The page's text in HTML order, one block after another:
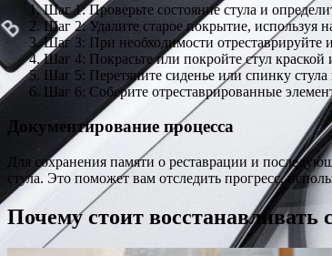
Шаг 1: Проверьте состояние стула и
Шаг 2: Удалите старое покрытие, используя
Шаг 3: При необходимости отреставрируйте
Шаг 4: Покрасьте или покройте стул
Шаг 5: Перетяните сиденье или спинку
Шаг 6: Соберите отреставрированные
Документирование процесса
Для сохранения памяти о реставрации и
стула. Это поможет вам отследить прогресс,
Почему стоит